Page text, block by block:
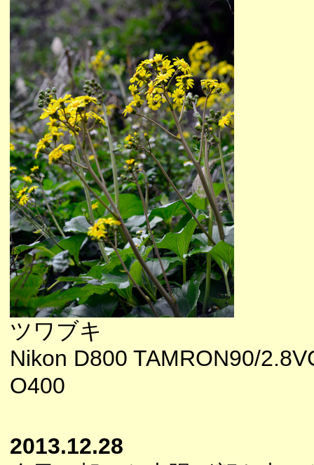
ツワブキ
Nikon D800 TAMRON90/
O400
2013.12.28